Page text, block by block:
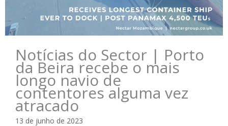
Notícias do Sector | Porto
da Beira recebe o mais
longo navio de
contentores alguma vez
atracado
13 de junho de 2023